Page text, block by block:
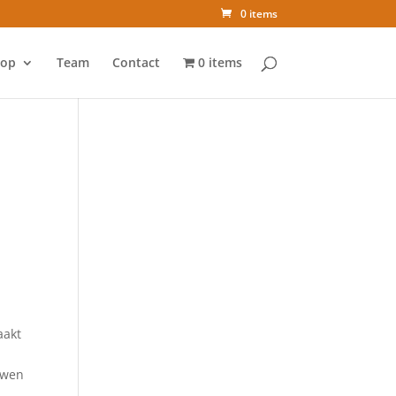
0 items
Team Contact 0 items